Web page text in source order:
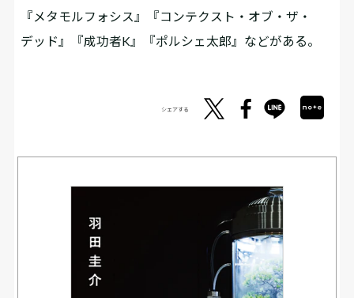
『メタモルフォシス』『コンテクスト・オブ・ザ・
デッド』『成功者K』『ポルシェ太郎』などがある。
シェアする